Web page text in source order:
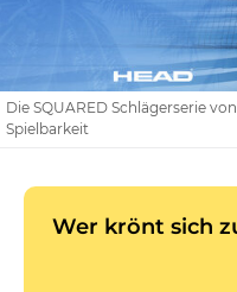
Die SQUARED Schlägerserie
Spielbarkeit